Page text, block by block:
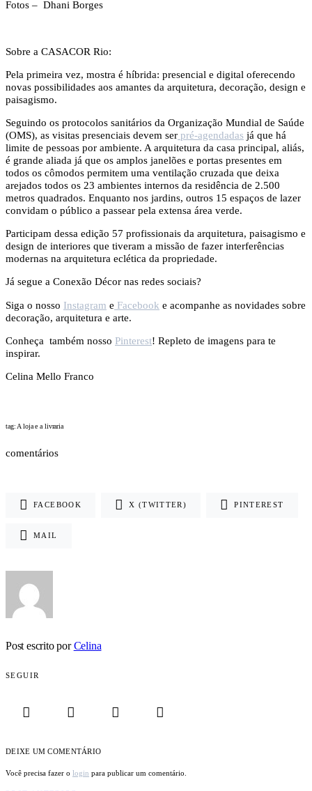
Fotos – Dhani Borges
Sobre a CASACOR Rio:
Pela primeira vez, mostra é híbrida: presencial e digital oferecendo
novas possibilidades aos amantes da arquitetura, decoração, design e
paisagismo.
Seguindo os protocolos sanitários da Organização Mundial de Saúde
(OMS), as visitas presenciais devem ser pré-agendadas já que há
limite de pessoas por ambiente. A arquitetura da casa principal, aliás,
é grande aliada já que os amplos janelões e portas presentes em
todos os cômodos permitem uma ventilação cruzada que deixa
arejados todos os 23 ambientes internos da residência de 2.500
metros quadrados. Enquanto nos jardins, outros 15 espaços de lazer
convidam o público a passear pela extensa área verde.
Participam dessa edição 57 profissionais da arquitetura, paisagismo e
design de interiores que tiveram a missão de fazer interferências
modernas na arquitetura eclética da propriedade.
Já segue a Conexão Décor nas redes sociais?
Siga o nosso Instagram e Facebook e acompanhe as novidades sobre
decoração, arquitetura e arte.
Conheça também nosso Pinterest! Repleto de imagens para te
inspirar.
Celina Mello Franco
tag: A loja e a livraria
comentários
FACEBOOK X (TWITTER) PINTEREST
MAIL
Post escrito por Celina
SEGUIR
DEIXE UM COMENTÁRIO
Você precisa fazer o login para publicar um comentário.